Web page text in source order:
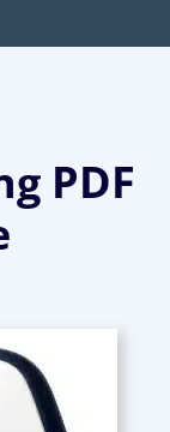
PDF